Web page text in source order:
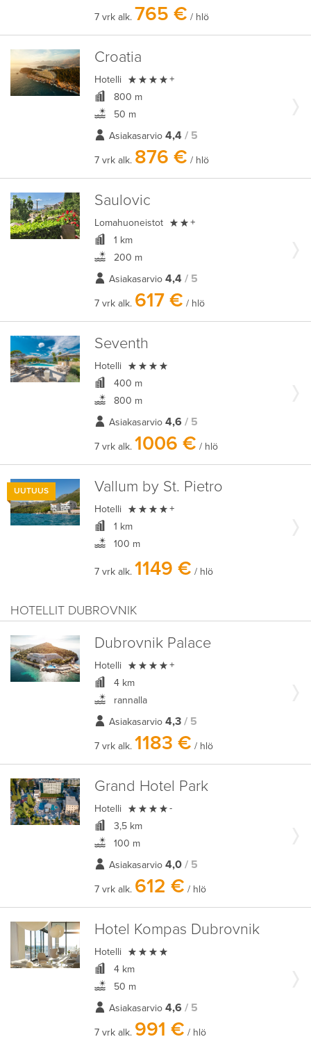
7 vrk alk. 765 € / hlö
Croatia
Hotelli  +
800 m
50 m
Asiakasarvio 4,4 / 5
7 vrk alk. 876 € / hlö
Saulovic
Lomahuoneistot  +
1 km
200 m
Asiakasarvio 4,4 / 5
7 vrk alk. 617 € / hlö
Seventh
Hotelli 
400 m
800 m
Asiakasarvio 4,6 / 5
7 vrk alk. 1006 € / hlö
UUTUUS Vallum by St. Pietro
Hotelli  +
1 km
100 m
7 vrk alk. 1149 € / hlö
HOTELLIT DUBROVNIK
Dubrovnik Palace
Hotelli  +
4 km
rannalla
Asiakasarvio 4,3 / 5
7 vrk alk. 1183 € / hlö
Grand Hotel Park
Hotelli  -
3,5 km
100 m
Asiakasarvio 4,0 / 5
7 vrk alk. 612 € / hlö
Hotel Kompas Dubrovnik
Hotelli 
4 km
50 m
Asiakasarvio 4,6 / 5
7 vrk alk. 991 € / hlö